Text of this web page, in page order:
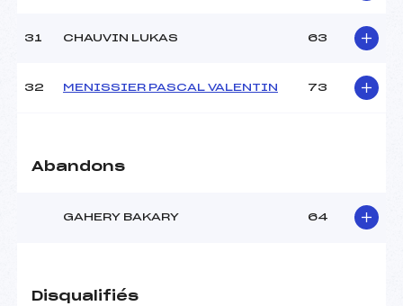
31 CHAUVIN LUKAS 63
32 MENISSIER PASCAL VALENTIN 73
Abandons
GAHERY BAKARY 64
Disqualifiés